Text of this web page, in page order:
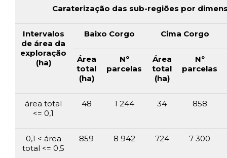
Caraterização das sub-regiões por
Intervalos
de área da
exploração
(ha)
Baixo Corgo Cima Corgo
Área
total
(ha)
Nº
parcelas
Área
total
(ha)
Nº
parcelas
área total
<= 0,1
48 1 244 34 858
0,1 < área
total <= 0,5
859 8 942 724 7 300